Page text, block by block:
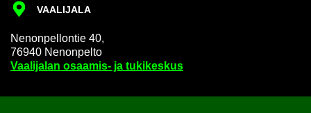
VAA­LI­JA­LA
Ne­non­pel­lon­tie 40,
76940 Ne­non­pel­to
Vaa­li­ja­lan osaamis-​ ja tu­ki­kes­kus